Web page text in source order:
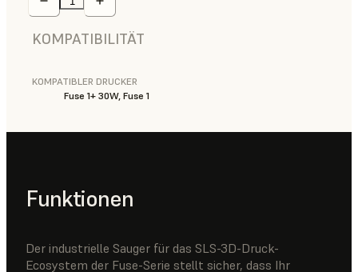
KOMPATIBILITÄT
KOMPATIBLER DRUCKER
Fuse 1+ 30W, Fuse 1
Funktionen
Der industrielle Sauger für das SLS-3D-Druck-
Ecosystem der Fuse-Serie stellt sicher, dass Ihr